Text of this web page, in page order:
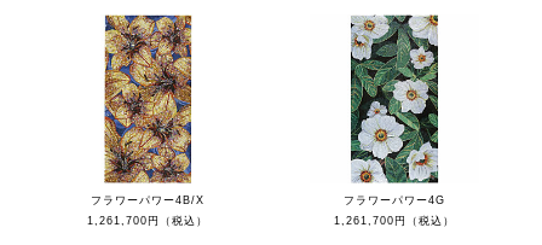
フラワーパワー4B/X
1,261,700円（税込）
フラワーパワー4G
1,261,700円（税込）